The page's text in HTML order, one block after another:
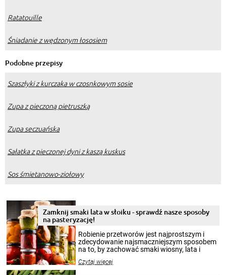
Ratatouille
Śniadanie z wędzonym łososiem
Podobne przepisy
Szaszłyki z kurczaka w czosnkowym sosie
Zupa z pieczoną pietruszką
Zupa seczuańska
Sałatka z pieczonej dyni z kaszą kuskus
Sos śmietanowo-ziołowy
Zamknij smaki lata w słoiku - sprawdź nasze sposoby
na pasteryzację!
Robienie przetworów jest najprostszym i
zdecydowanie najsmaczniejszym sposobem
na to, by zachować smaki wiosny, lata i
krajobrazów, by cieszyć nimi oko w sezonie
Czytaj więcej